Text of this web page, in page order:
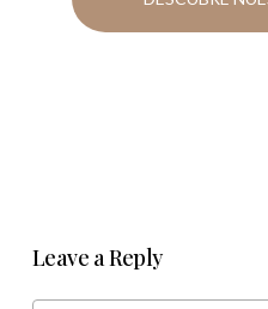
Leave a Reply